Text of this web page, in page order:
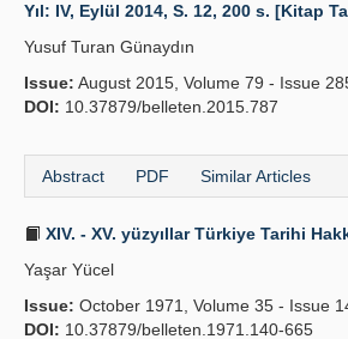
Yıl: IV, Eylül 2014, S. 12, 200 s. [Kitap
Yusuf Turan Günaydın
Issue: August 2015, Volume 79 - Issue
DOI: 10.37879/belleten.2015.787
Abstract PDF Similar Articles
XIV. - XV. yüzyıllar Türkiye Tarihi
Yaşar Yücel
Issue: October 1971, Volume 35 - Issue
DOI: 10.37879/belleten.1971.140-665